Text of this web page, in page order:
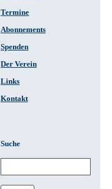
Termine
Abonnements
Spenden
Der Verein
Links
Kontakt
Suche